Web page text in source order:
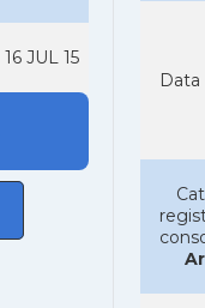
16 JUL 15
Data